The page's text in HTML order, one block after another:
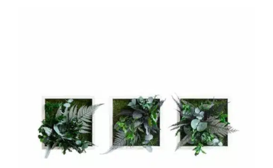
IN DEN WARENKORB
/
DETAILS